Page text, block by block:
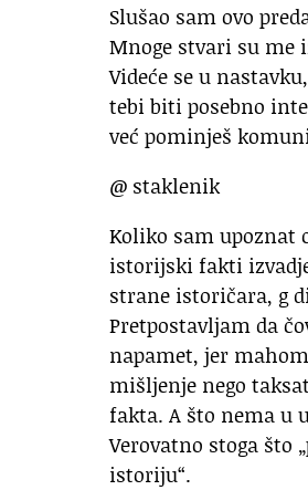
Slušao sam ovo
Mnoge stvari su me
Videće se u
tebi biti posebno
već pominješ
@ staklenik
Koliko sam upoznat
istorijski fakti
strane istoričara, g
Pretpostavljam da
napamet, jer
mišljenje nego
fakta. A što nema u
Verovatno stoga što
istoriju“.